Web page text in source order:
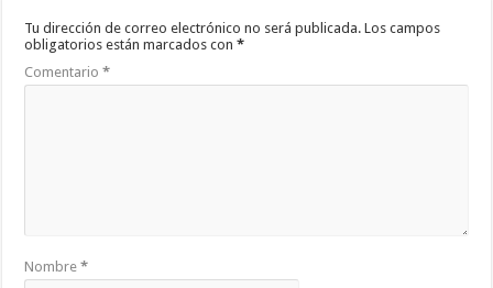
Tu dirección de correo electrónico no será publicada. Los campos
obligatorios están marcados con*
Comentario*
Nombre*